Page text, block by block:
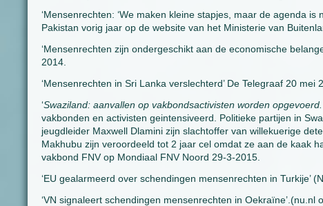
‘Mensenrechten: ‘We maken kleine stapjes, maar de agenda
Pakistan vorig jaar op de website van het Ministerie van
‘Mensenrechten zijn ondergeschikt aan de economische
2014.
‘Mensenrechten in Sri Lanka verslechterd’ De Telegraaf 20 mei
‘Swaziland: aanvallen op vakbondsactivisten worden opgevoerd.
vakbonden en activisten geintensiveerd. Politieke partijen in
jeugdleider Maxwell Dlamini zijn slachtoffer van willekuerige
Makhubu zijn veroordeeld tot 2 jaar cel omdat ze aan de kaak
vakbond FNV op Mondiaal FNV Noord 29-3-2015.
‘EU gealarmeerd over schendingen mensenrechten in Turkije’
‘VN signaleert schendingen mensenrechten in Oekraïne’.(nu.nl